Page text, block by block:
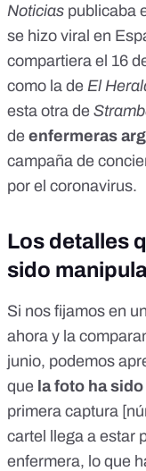
Noticias publicaba
se hizo viral en
compartiera el 16
como la de El
esta otra de
de enfermeras
campaña de
por el coronavirus.
Los detalles
sido
Si nos fijamos en
ahora y la
junio, podemos
que la foto ha
primera captura
cartel llega a estar
enfermera, lo que